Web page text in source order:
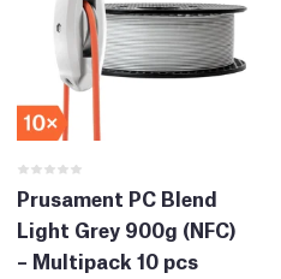
Prusament PC Blend
Light Grey 900g (NFC)
– Multipack 10 pcs